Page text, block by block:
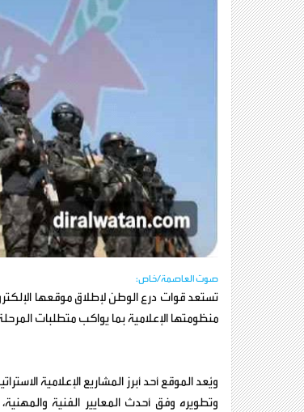
صوت العاصمة/خاص:
تستعد قوات درع الوطن لإطلاق موقعها
منظومتها الإعلامية بما يواكب متطلبات
ويُعد الموقع أحد أبرز المشاريع الإعلامية
وتطويره وفق أحدث المعايير الفنية